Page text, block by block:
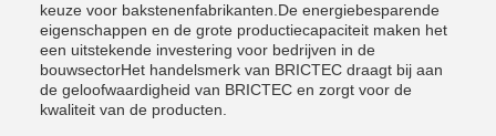
keuze voor bakstenenfabrikanten.De energiebesparende
eigenschappen en de grote productiecapaciteit maken het
een uitstekende investering voor bedrijven in de
bouwsectorHet handelsmerk van BRICTEC draagt bij aan
de geloofwaardigheid van BRICTEC en zorgt voor de
kwaliteit van de producten.